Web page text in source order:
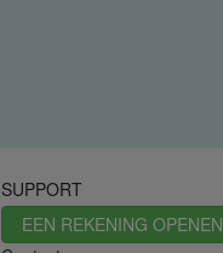
SUPPORT
EEN REKENING OPENEN